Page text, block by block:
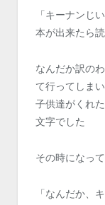
「キーナンじ
本が出来たら読
なんだか訳の
て行ってしま
子供達がくれ
文字でした
その時になっ
「なんだか、